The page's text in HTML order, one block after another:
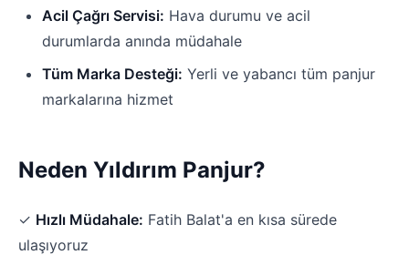
Acil Çağrı Servisi: Hava durumu ve acil
durumlarda anında müdahale
Tüm Marka Desteği: Yerli ve yabancı tüm panjur
markalarına hizmet
Neden Yıldırım Panjur?
✓ Hızlı Müdahale: Fatih Balat'a en kısa sürede
ulaşıyoruz